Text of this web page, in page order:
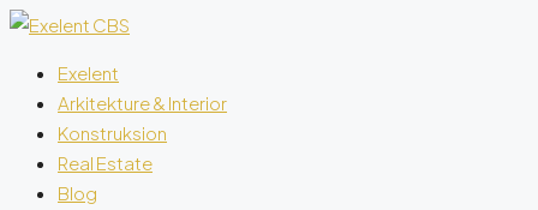
Exelent
Arkitekture & Interior
Konstruksion
Real Estate
Blog